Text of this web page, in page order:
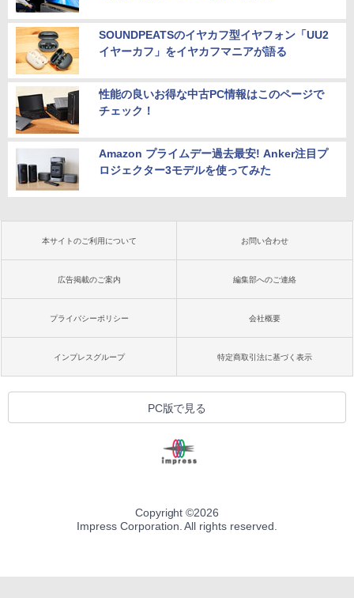
SOUNDPEATSのイヤカフ型イヤフォン「UU2
イヤーカフ」をイヤカフマニアが語る
性能の良いお得な中古PC情報はこのページで
チェック！
Amazon プライムデー過去最安! Anker注目プ
ロジェクター3モデルを使ってみた
本サイトのご利用について お問い合わせ
広告掲載のご案内 編集部へのご連絡
プライバシーポリシー 会社概要
インプレスグループ 特定商取引法に基づく表示
PC版で見る
Copyright ©2026
Impress Corporation. All rights reserved.